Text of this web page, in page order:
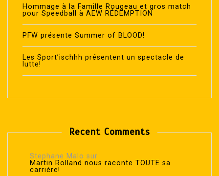
Hommage à la Famille Rougeau et gros match
pour Speedball à AEW RÉDEMPTION
PFW présente Summer of BLOOD!
Les Sport’ischhh présentent un spectacle de
lutte!
Recent Comments
Stephane Malo sur
Martin Rolland nous raconte TOUTE sa
carrière!